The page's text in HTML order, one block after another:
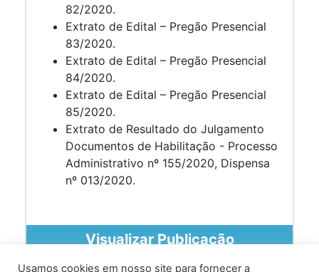
82/2020.
Extrato de Edital – Pregão Presencial
83/2020.
Extrato de Edital – Pregão Presencial
84/2020.
Extrato de Edital – Pregão Presencial
85/2020.
Extrato de Resultado do Julgamento
Documentos de Habilitação - Processo
Administrativo nº 155/2020, Dispensa
nº 013/2020.
Visualizar Publicação
Usamos cookies em nosso site para fornecer a